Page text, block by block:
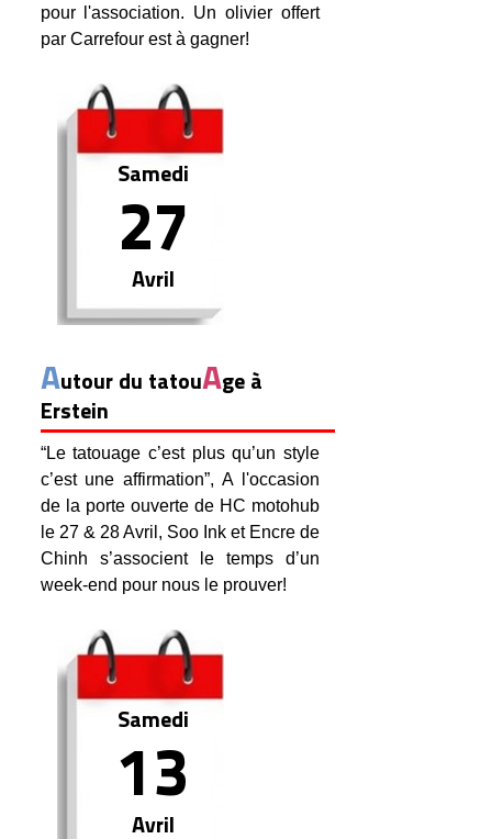
pour l'association. Un olivier offert
par Carrefour est à gagner!
Samedi
27
Avril
Autour du tatouAge à
Erstein
“Le tatouage c’est plus qu’un style
c’est une affirmation”, A l'occasion
de la porte ouverte de HC motohub
le 27 & 28 Avril, Soo Ink et Encre de
Chinh s’associent le temps d’un
week-end pour nous le prouver!
Samedi
13
Avril